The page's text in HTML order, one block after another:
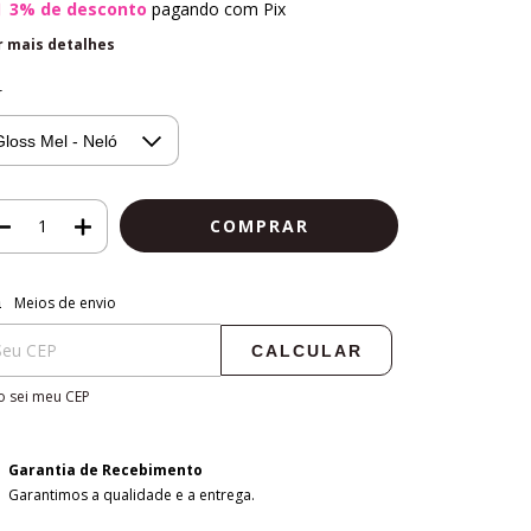
3% de desconto pagando com Pix
mais detalhes
para o CEP:
Meios de envio
CALCULAR
sei meu CEP
Garantia de Recebimento
Garantimos a qualidade e a entrega.